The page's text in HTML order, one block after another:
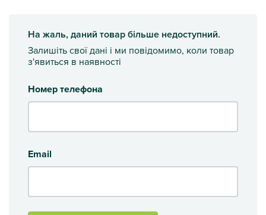
На жаль, даний товар більше недоступний.
Залишіть свої дані і ми повідомимо, коли товар
з'явиться в наявності
Номер телефона
Email